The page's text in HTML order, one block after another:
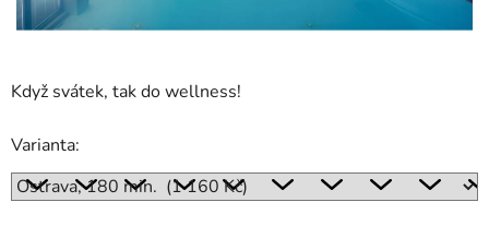
Když svátek, tak do wellness!
Varianta: